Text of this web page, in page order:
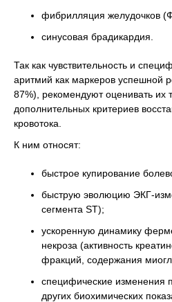
фибрилляция желудочков
синусовая брадикардия.
Так как чувствительность и
аритмий как маркеров успешной
87%), рекомендуют оценивать их
дополнительных критериев
кровотока.
К ним относят:
быстрое купирование
быструю эволюцию ЭКГ-
сегмента ST);
ускоренную динамику
некроза (активность
фракций, содержания
специфические изменения
других биохимических